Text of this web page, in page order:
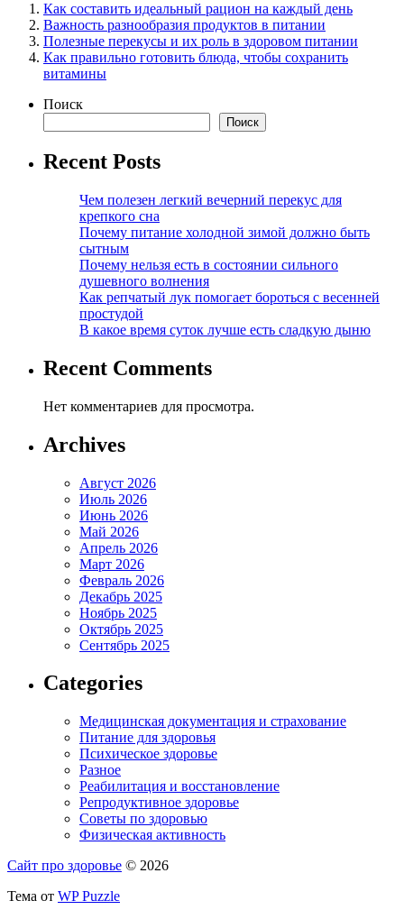
Как составить идеальный рацион на каждый день
Важность разнообразия продуктов в питании
Полезные перекусы и их роль в здоровом питании
Как правильно готовить блюда, чтобы сохранить
витамины
Поиск
Поиск
Recent Posts
Чем полезен легкий вечерний перекус для
крепкого сна
Почему питание холодной зимой должно быть
сытным
Почему нельзя есть в состоянии сильного
душевного волнения
Как репчатый лук помогает бороться с весенней
простудой
В какое время суток лучше есть сладкую дыню
Recent Comments
Нет комментариев для просмотра.
Archives
Август 2026
Июль 2026
Июнь 2026
Май 2026
Апрель 2026
Март 2026
Февраль 2026
Декабрь 2025
Ноябрь 2025
Октябрь 2025
Сентябрь 2025
Categories
Медицинская документация и страхование
Питание для здоровья
Психическое здоровье
Разное
Реабилитация и восстановление
Репродуктивное здоровье
Советы по здоровью
Физическая активность
Сайт про здоровье © 2026
Тема от WP Puzzle